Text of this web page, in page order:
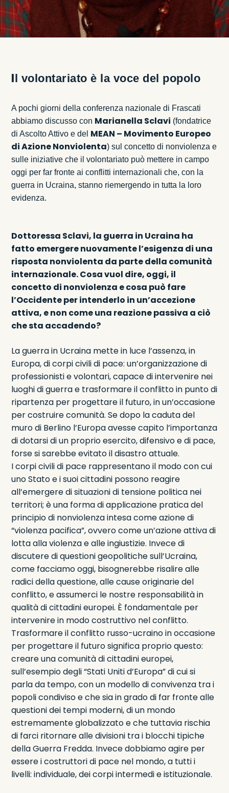
Il volontariato è la voce del popolo
A pochi giorni della conferenza nazionale di Frascati
abbiamo discusso con Marianella Sclavi (fondatrice
di Ascolto Attivo e del MEAN – Movimento Europeo
di Azione Nonviolenta) sul concetto di nonviolenza e
sulle iniziative che il volontariato può mettere in campo
oggi per far fronte ai conflitti internazionali che, con la
guerra in Ucraina, stanno riemergendo in tutta la loro
evidenza.
Dottoressa Sclavi, la guerra in Ucraina ha
fatto emergere nuovamente l’esigenza di una
risposta nonviolenta da parte della comunità
internazionale. Cosa vuol dire, oggi, il
concetto di nonviolenza e cosa può fare
l’Occidente per intenderlo in un’accezione
attiva, e non come una reazione passiva a ciò
che sta accadendo?
La guerra in Ucraina mette in luce l’assenza, in
Europa, di corpi civili di pace: un’organizzazione di
professionisti e volontari, capace di intervenire nei
luoghi di guerra e trasformare il conflitto in punto di
ripartenza per progettare il futuro, in un’occasione
per costruire comunità. Se dopo la caduta del
muro di Berlino l’Europa avesse capito l’importanza
di dotarsi di un proprio esercito, difensivo e di pace,
forse si sarebbe evitato il disastro attuale.
I corpi civili di pace rappresentano il modo con cui
uno Stato e i suoi cittadini possono reagire
all’emergere di situazioni di tensione politica nei
territori; è una forma di applicazione pratica del
principio di nonviolenza intesa come azione di
“violenza pacifica”, ovvero come un’azione attiva di
lotta alla violenza e alle ingiustizie. Invece di
discutere di questioni geopolitiche sull’Ucraina,
come facciamo oggi, bisognerebbe risalire alle
radici della questione, alle cause originarie del
conflitto, e assumerci le nostre responsabilità in
qualità di cittadini europei. È fondamentale per
intervenire in modo costruttivo nel conflitto.
Trasformare il conflitto russo-ucraino in occasione
per progettare il futuro significa proprio questo:
creare una comunità di cittadini europei,
sull’esempio degli “Stati Uniti d’Europa” di cui si
parla da tempo, con un modello di convivenza tra i
popoli condiviso e che sia in grado di far fronte alle
questioni dei tempi moderni, di un mondo
estremamente globalizzato e che tuttavia rischia
di farci ritornare alle divisioni tra i blocchi tipiche
della Guerra Fredda. Invece dobbiamo agire per
essere i costruttori di pace nel mondo, a tutti i
livelli: individuale, dei corpi intermedi e istituzionale.